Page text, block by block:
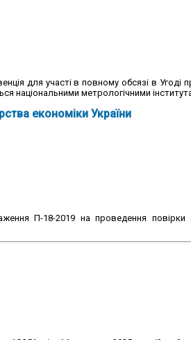
для участі в повному обсязі в Угоді
національними метрологічними
економіки України
П-18-2019 на проведення